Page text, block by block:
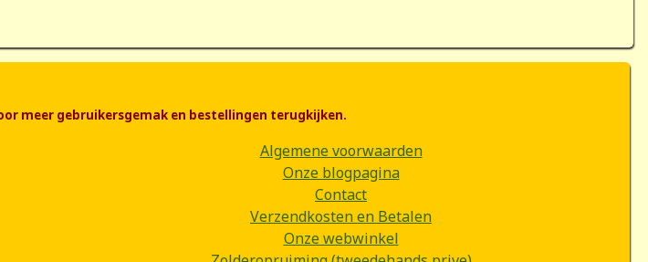
meer gebruikersgemak en bestellingen terugkijken.
Algemene voorwaarden
Onze blogpagina
Contact
Verzendkosten en Betalen
Onze webwinkel